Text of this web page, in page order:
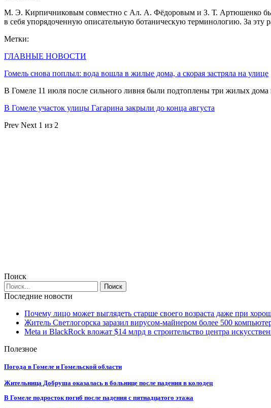
М. Э. Кирпичниковым совместно с Ал. А. Фёдоровым и З. Т. Артюшенко
в себя упорядоченную описательную ботаническую терминологию. За эту
Метки:
ГЛАВНЫЕ НОВОСТИ
Гомель снова поплыл: вода вошла в жилые дома, а скорая застряла на улице
В Гомеле 11 июля после сильного ливня были подтоплены три жилых
В Гомеле участок улицы Гагарина закрыли до конца августа
Prev Next 1 из 2
Поиск
Последние новости
Почему лицо может выглядеть старше своего возраста даже при
Житель Светлогорска заразил вирусом-майнером более 500
Meta и BlackRock вложат $14 млрд в строительство центра
Полезное
Погода в Гомеле и Гомельской области
Жительница Добруша оказалась в больнице после падения в колодец
В Гомеле подросток погиб после падения с пятнадцатого этажа